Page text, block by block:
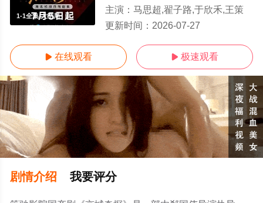
1-1全集/大结局
主演： 马思超,翟子路,于欣禾,王策
更新时间： 2026-07-27
 在线观看  极速观看
剧情介绍 我要评分